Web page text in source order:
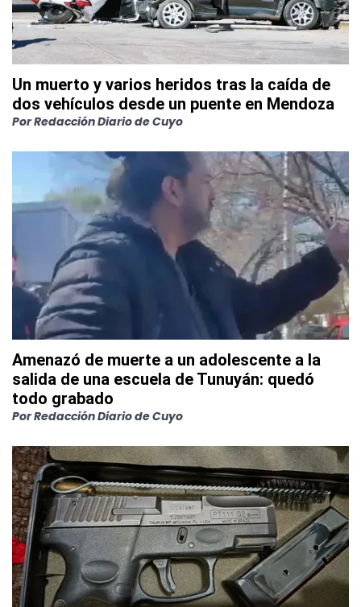
Un muerto y varios heridos tras la caída de
dos vehículos desde un puente en Mendoza
PorRedacción Diario de Cuyo
Amenazó de muerte a un adolescente a la
salida de una escuela de Tunuyán: quedó
todo grabado
PorRedacción Diario de Cuyo